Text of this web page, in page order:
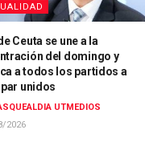
Ceuta se une a la
del domingo y
a todos los partidos a
unidos
UTMEDIOS
2026